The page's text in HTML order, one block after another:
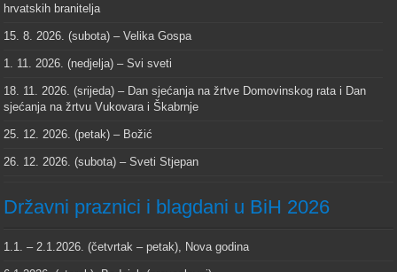
hrvatskih branitelja
15. 8. 2026. (subota) – Velika Gospa
1. 11. 2026. (nedjelja) – Svi sveti
18. 11. 2026. (srijeda) – Dan sjećanja na žrtve Domovinskog rata i Dan
sjećanja na žrtvu Vukovara i Škabrnje
25. 12. 2026. (petak) – Božić
26. 12. 2026. (subota) – Sveti Stjepan
Državni praznici i blagdani u BiH 2026
1.1. – 2.1.2026. (četvrtak – petak), Nova godina